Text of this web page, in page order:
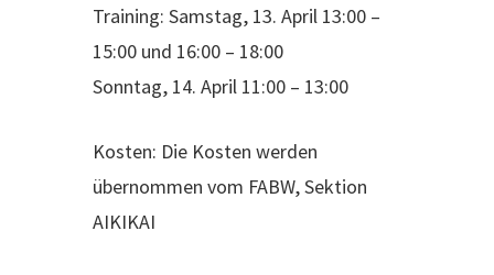
Training: Samstag, 13. April 13:00 –
15:00 und 16:00 – 18:00
Sonntag, 14. April 11:00 – 13:00
Kosten: Die Kosten werden
übernommen vom FABW, Sektion
AIKIKAI